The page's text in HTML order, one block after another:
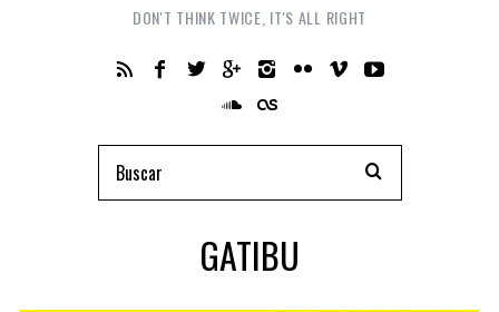
DON'T THINK TWICE, IT'S ALL RIGHT
GATIBU